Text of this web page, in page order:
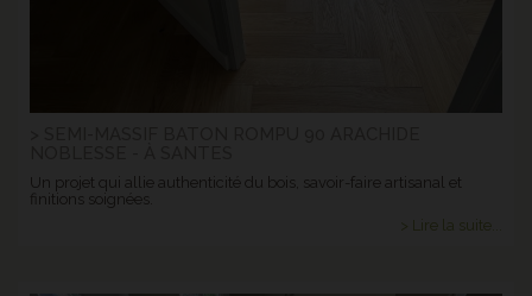
Un projet qui allie authenticité du bois, savoir-faire artisanal et
finitions soignées.
> Lire la suite...